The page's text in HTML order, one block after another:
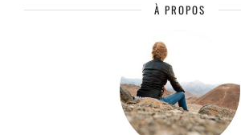
À PROPOS